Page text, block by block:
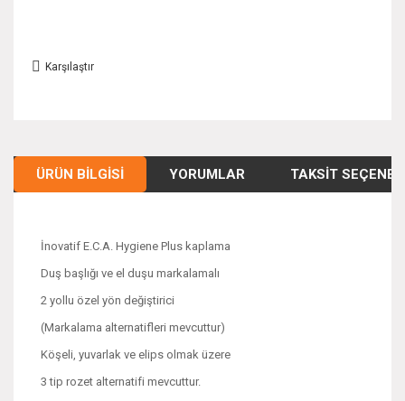
Karşılaştır
ÜRÜN BILGISI YORUMLAR TAKSIT
İnovatif E.C.A. Hygiene Plus kaplama
Duş başlığı ve el duşu markalamalı
2 yollu özel yön değiştirici
(Markalama alternatifleri mevcuttur)
Köşeli, yuvarlak ve elips olmak üzere
3 tip rozet alternatifi mevcuttur.